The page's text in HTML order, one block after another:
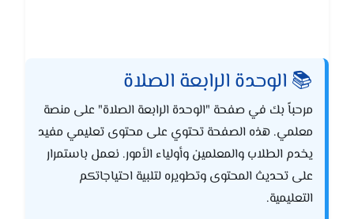
📚 الوحدة الرابعة الصلاة
مرحباً بك في صفحة "الوحدة الرابعة الصلاة" على منصة
معلمي. هذه الصفحة تحتوي على محتوى تعليمي مفيد
يخدم الطلاب والمعلمين وأولياء الأمور. نعمل باستمرار
على تحديث المحتوى وتطويره لتلبية احتياجاتكم
التعليمية.